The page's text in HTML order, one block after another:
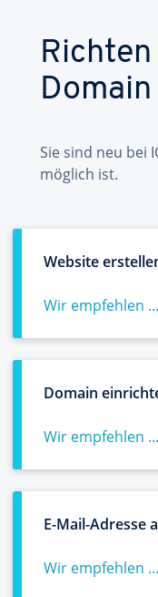
Sie sind neu bei
möglich ist.
Website
Wir empfehlen ...
Domain
Wir empfehlen ...
E-Mail-Adresse
Wir empfehlen ...